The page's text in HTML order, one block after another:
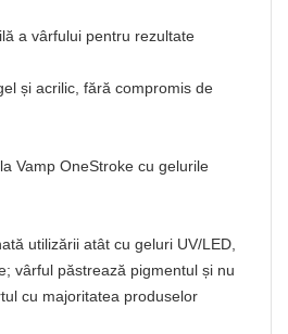
a vârfului pentru rezultate
și acrilic, fără compromis de
Vamp OneStroke cu gelurile
utilizării atât cu geluri UV/LED,
vârful păstrează pigmentul și nu
cu majoritatea produselor